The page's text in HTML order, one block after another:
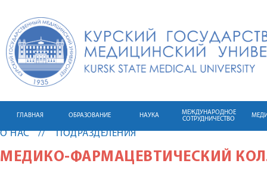
ГЛАВНАЯ ОБРАЗОВАНИЕ НАУКА
МЕЖДУНАРОДНОЕ
СОТРУДНИЧЕСТВО
О НАС ПОДРАЗДЕЛЕНИЯ
МЕДИКО-ФАРМАЦЕВТИЧЕСКИЙ